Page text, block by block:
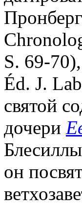
S. 69-
Éd. J.
святой
дочери
он